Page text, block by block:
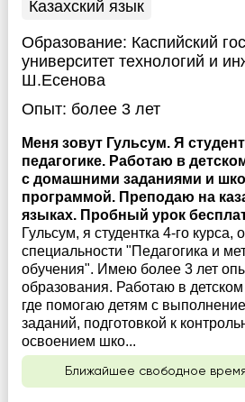
Казахский язык
Образование: Каспийский
университет технологий и
Ш.Есенова
Опыт: более 3 лет
Меня зовут Гульсум. Я
педагогике. Работаю в
с домашними заданиями и
программой. Преподаю на
языках. Пробный урок
Гульсум, я студентка 4-го курса,
специальности "Педагогика и
обучения". Имею более 3 лет
образования. Работаю в
где помогаю детям с
заданий, подготовкой к
освоением шко...
Ближайшее свободное